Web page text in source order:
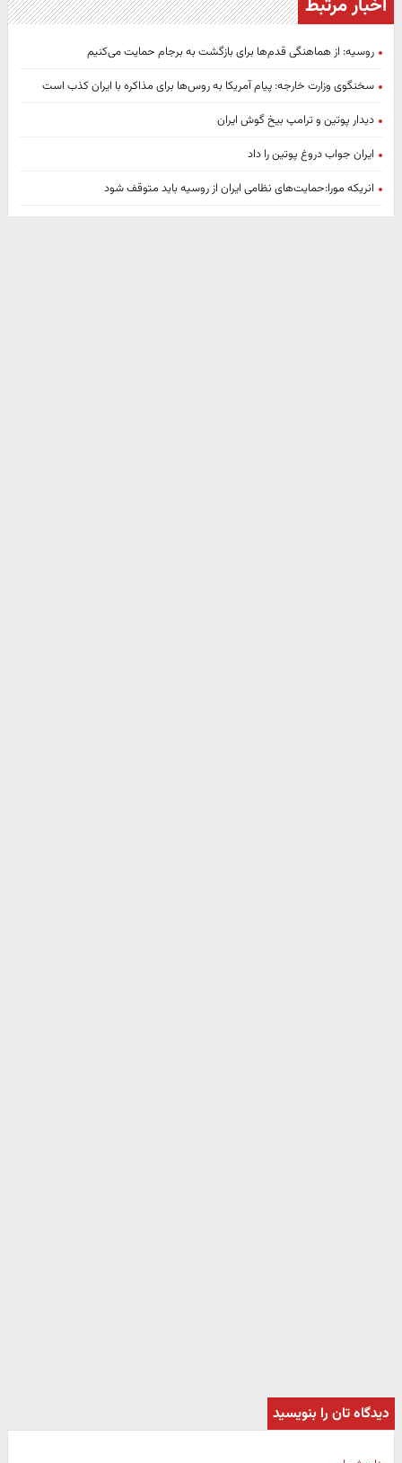
اخبار مرتبط
روسیه: از هماهنگی قدم‌ها برای بازگشت به برجام حمایت می‌کنیم
سخنگوی وزارت خارجه: پیام آمریکا به روس‌ها برای مذاکره با ایران کذب است
دیدار پوتین و ترامپ بیخ گوش ایران
ایران جواب دروغ پوتین را داد
انریکه مورا:حمایت‌های نظامی ایران از روسیه باید متوقف شود
دیدگاه تان را بنویسید